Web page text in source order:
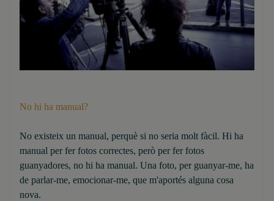
No hi ha manual?
No existeix un manual, perquè si no seria molt fàcil. Hi ha
manual per fer fotos correctes, però per fer fotos
guanyadores, no hi ha manual. Una foto, per guanyar-me, ha
de parlar-me, emocionar-me, que m'aportés alguna cosa
nova.